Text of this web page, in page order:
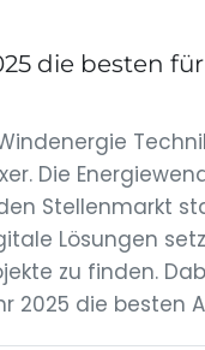
die besten
Die
Stellenmarkt
Lösungen
zu finden.
2025 die besten